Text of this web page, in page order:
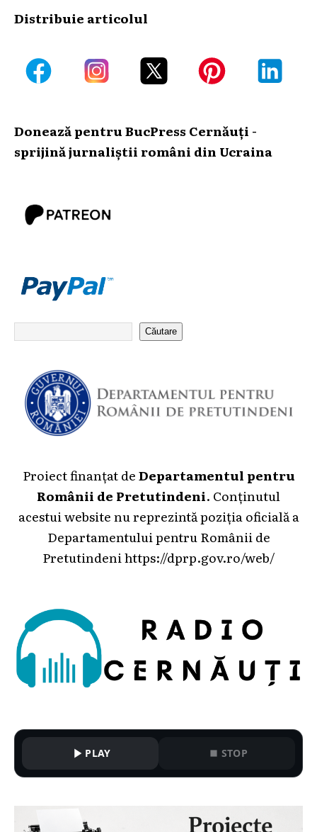
Distribuie articolul
Donează pentru BucPress Cernăuți -
sprijină jurnaliștii români din Ucraina
Căutare
Proiect finanțat deDepartamentul pentru
Românii de Pretutindeni. Conținutul
acestui website nu reprezintă poziția oficială a
Departamentului pentru Românii de
Pretutindeni https://dprp.gov.ro/web/
PLAY STOP